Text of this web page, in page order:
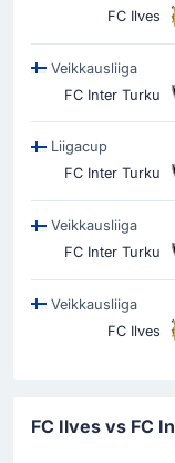
Tor !
Julius
Julius
Führung.
Clinton
Der
FC Ilves
Veikkausliiga
FC Inter Turku
Liigacup
FC Inter Turku
Veikkausliiga
FC Inter Turku
Veikkausliiga
FC Ilves
FC Ilves vs FC